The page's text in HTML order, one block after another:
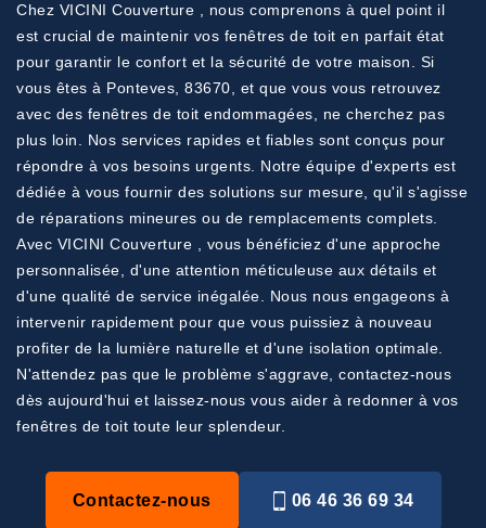
Chez VICINI Couverture , nous comprenons à quel point il
est crucial de maintenir vos fenêtres de toit en parfait état
pour garantir le confort et la sécurité de votre maison. Si
vous êtes à Ponteves, 83670, et que vous vous retrouvez
avec des fenêtres de toit endommagées, ne cherchez pas
plus loin. Nos services rapides et fiables sont conçus pour
répondre à vos besoins urgents. Notre équipe d'experts est
dédiée à vous fournir des solutions sur mesure, qu'il s'agisse
de réparations mineures ou de remplacements complets.
Avec VICINI Couverture , vous bénéficiez d'une approche
personnalisée, d'une attention méticuleuse aux détails et
d'une qualité de service inégalée. Nous nous engageons à
intervenir rapidement pour que vous puissiez à nouveau
profiter de la lumière naturelle et d'une isolation optimale.
N'attendez pas que le problème s'aggrave, contactez-nous
dès aujourd'hui et laissez-nous vous aider à redonner à vos
fenêtres de toit toute leur splendeur.
Contactez-nous 06 46 36 69 34